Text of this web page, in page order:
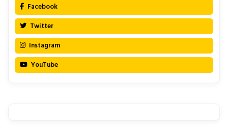
Facebook
Twitter
Instagram
YouTube